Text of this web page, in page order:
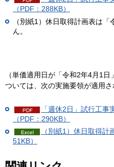
（PDF：288KB）
（別紙1）休日取得計画表は
ん。
（単価適用日が「令和2年4月1
ついては、次の実施要領が適用さ
「週休2日」試行工事
（PDF：290KB）
（別紙1）休日取得計
51KB）